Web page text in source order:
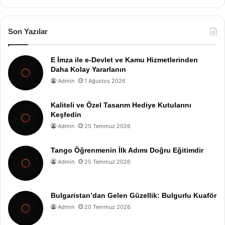
Son Yazılar
E İmza ile e-Devlet ve Kamu Hizmetlerinden
Daha Kolay Yararlanın
Admin 1 Ağustos 2026
Kaliteli ve Özel Tasarım Hediye Kutularını
Keşfedin
Admin 25 Temmuz 2026
Tango Öğrenmenin İlk Adımı Doğru Eğitimdir
Admin 25 Temmuz 2026
Bulgaristan’dan Gelen Güzellik: Bulgurlu Kuaför
Admin 20 Temmuz 2026